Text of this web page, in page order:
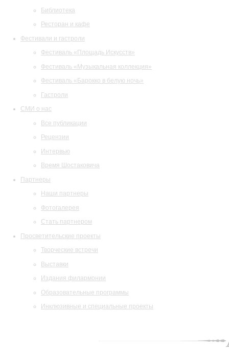
Библиотека
Ресторан и кафе
Фестивали и гастроли
Фестиваль «Площадь Искусств»
Фестиваль «Музыкальная коллекция»
Фестиваль «Барокко в белую ночь»
Гастроли
СМИ о нас
Все публикации
Рецензии
Интервью
Время Шостаковича
Партнеры
Наши партнеры
Фотогалерея
Стать партнером
Просветительские проекты
Творческие встречи
Выставки
Издания филармонии
Образовательные программы
Инклюзивные и специальные проекты